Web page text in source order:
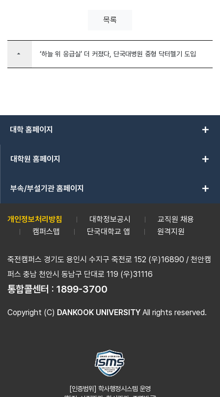
목록
arrow_drop_up ‘하늘 위 응급실’ 더 커졌다, 단국대병원 중형 닥터헬기 도입
대학 홈페이지 add
대학원 홈페이지 add
부속/부설기관 홈페이지 add
개인정보처리방침 대학정보공시
교직원 채용
캠퍼스맵
단국대학교 앱 원격지원
죽전캠퍼스 경기도 용인시 수지구 죽전로 152 (우)16890 / 천안캠
퍼스 충남 천안시 동남구 단대로 119 (우)31116
통합콜센터 : 1899-3700
Copyright (C) DANKOOK UNIVERSITY All rights reserved.
[인증범위] 학사행정시스템 운영